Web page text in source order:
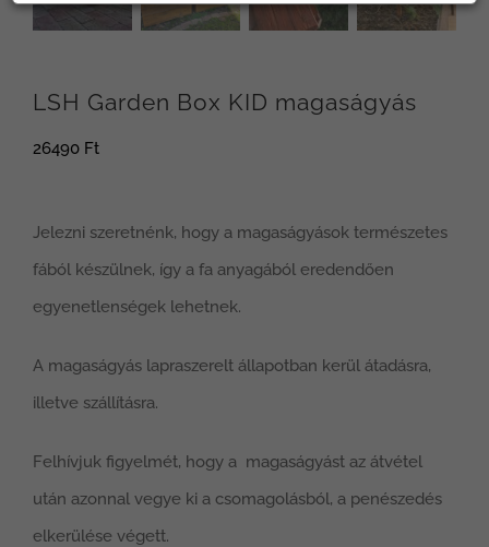
LSH Garden Box KID magaságyás
26490 Ft
Jelezni szeretnénk, hogy a magaságyások természetes
fából készülnek, így a fa anyagából eredendően
egyenetlenségek lehetnek.
A magaságyás lapraszerelt állapotban kerül átadásra,
illetve szállításra.
Felhívjuk figyelmét, hogy a magaságyást az átvétel
után azonnal vegye ki a csomagolásból, a penészedés
elkerülése végett.